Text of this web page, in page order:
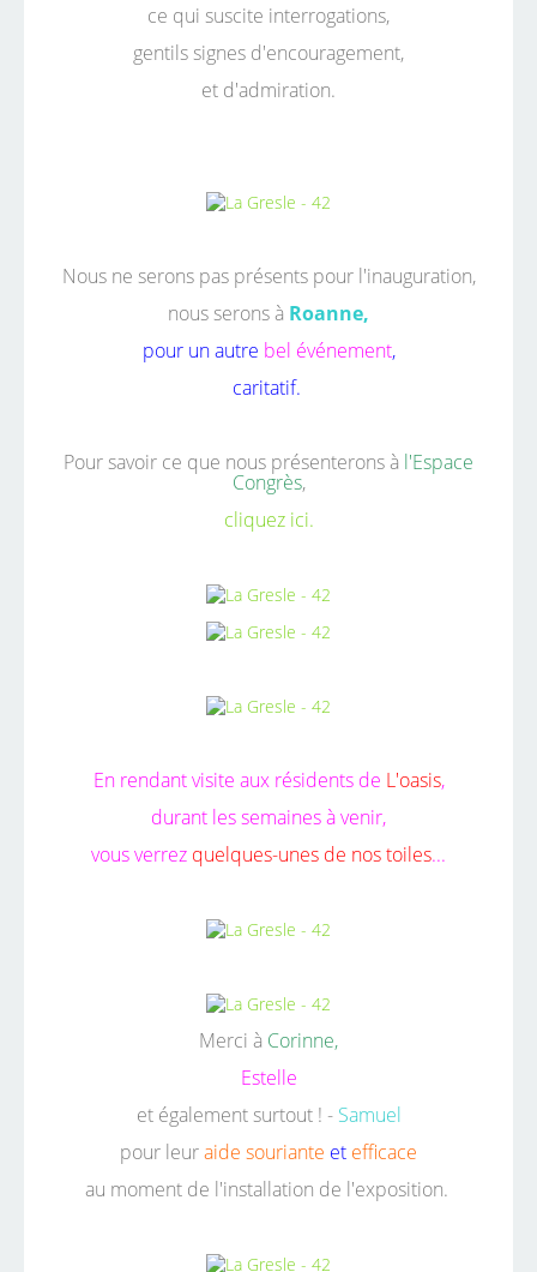
ce qui suscite interrogations,
gentils signes d'encouragement,
et d'admiration.
Nous ne serons pas présents pour l'inauguration,
nous serons à Roanne,
pour un autre bel événement,
caritatif.
Pour savoir ce que nous présenterons à l'Espace
Congrès,
cliquez ici.
En rendant visite aux résidents de L'oasis,
durant les semaines à venir,
vous verrez quelques-unes de nos toiles...
Merci à Corinne,
Estelle
et également surtout ! - Samuel
pour leuraide souriante et efficace
au moment de l'installation de l'exposition.